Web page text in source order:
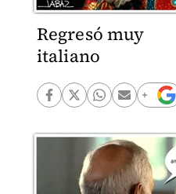
Regresó muy
italiano